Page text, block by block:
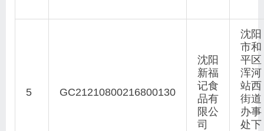
5 GC21210800216800130
沈阳
新福
记食
品有
限公
司
沈阳
市和
平区
浑河
站西
街道
办事
处下